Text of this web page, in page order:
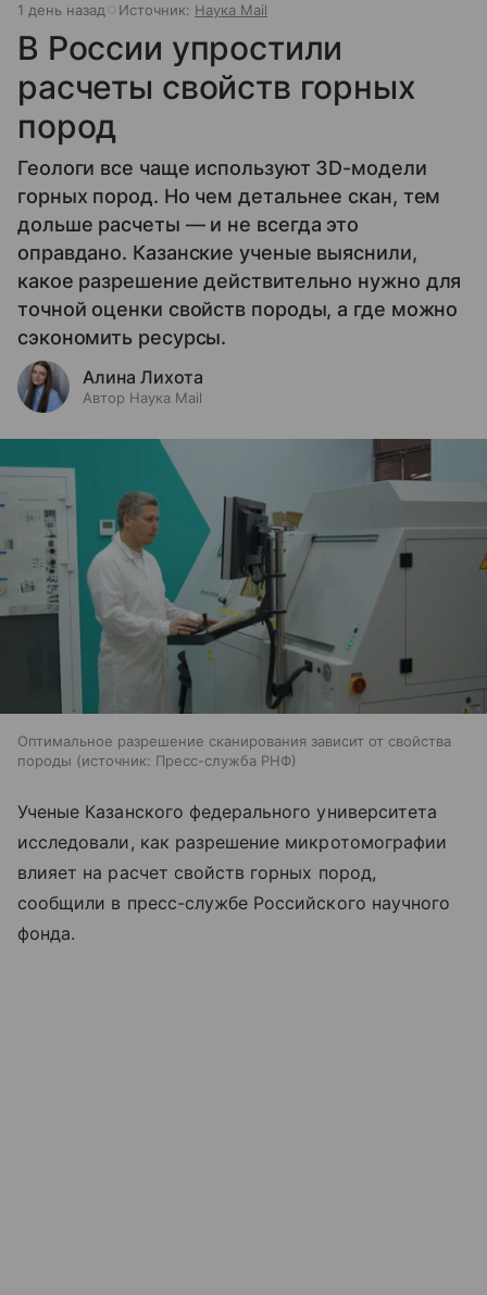
1 день назад Источник: Наука Mail
В России упростили
расчеты свойств горных
пород
Геологи все чаще используют 3D-модели
горных пород. Но чем детальнее скан, тем
дольше расчеты — и не всегда это
оправдано. Казанские ученые выяснили,
какое разрешение действительно нужно для
точной оценки свойств породы, а где можно
сэкономить ресурсы.
Алина Лихота
Автор Наука Mail
Оптимальное разрешение сканирования зависит от свойства
породы
источник: Пресс-служба РНФ
Ученые Казанского федерального университета
исследовали, как разрешение микротомографии
влияет на расчет свойств горных пород,
сообщили в пресс-службе Российского научного
фонда.